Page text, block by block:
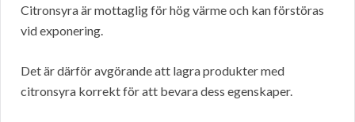
Citronsyra är mottaglig för hög värme och kan förstöras
vid exponering.
Det är därför avgörande att lagra produkter med
citronsyra korrekt för att bevara dess egenskaper.